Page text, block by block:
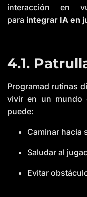
interacción en
para integrar IA en
4.1.
Programad rutinas
vivir en un mundo
puede:
Caminar hacia
Saludar al
Evitar